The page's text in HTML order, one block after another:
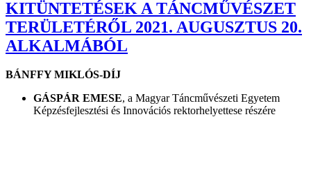
KITÜNTETÉSEK A TÁNCMŰVÉSZET
TERÜLETÉRŐL 2021. AUGUSZTUS 20.
ALKALMÁBÓL
BÁNFFY MIKLÓS-DÍJ
GÁSPÁR EMESE, a Magyar Táncművészeti Egyetem
Képzésfejlesztési és Innovációs rektorhelyettese részére